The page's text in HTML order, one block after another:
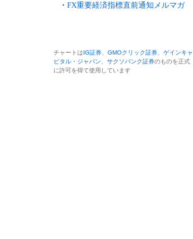
・ FX重要経済指標直前通知メルマガ
チャートはIG証券 GMOクリック証券
ゲインキャ
ピタル・ジャパン
サクソバンク証券のものを正式
に許可を得て使用しています